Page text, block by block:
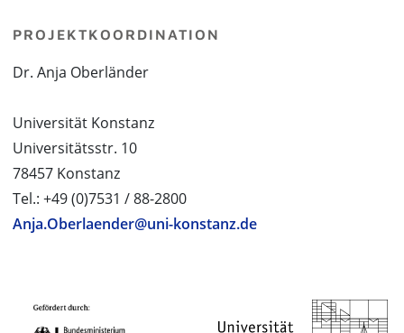
PROJEKTKOORDINATION
Dr. Anja Oberländer
Universität Konstanz
Universitätsstr. 10
78457 Konstanz
Tel.: +49 (0)7531 / 88-2800
Anja.Oberlaender@uni-konstanz.de